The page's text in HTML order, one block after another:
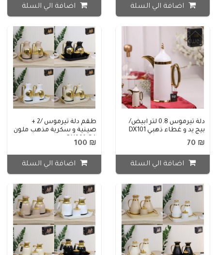
اضافة الي السلة اضافة الي السلة
دلة تيرموس 0.8 لتر ابيض/
بيج يد و غطاء ذهبي DX101
₪ 70
اضافة الي السلة
طقم دلة تيرموس /2 +
صينية و سكرية مذهب ملون
RN001-S4
₪ 100
اضافة الي السلة